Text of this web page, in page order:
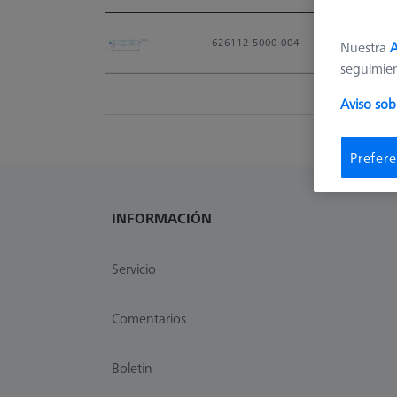
626112-5000-004
INFORMACIÓN
Servicio
Comentarios
Boletín
Nuestra
Aviso